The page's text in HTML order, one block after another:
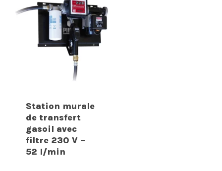
Station murale
de transfert
gasoil avec
filtre 230 V –
52 l/min